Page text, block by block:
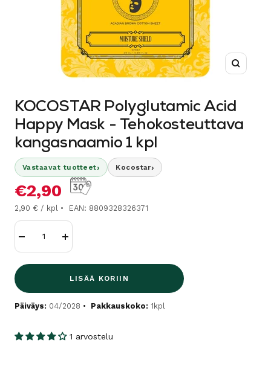
KOCOSTAR Polyglutamic Acid
Happy Mask - Tehokosteuttava
kangasnaamio 1 kpl
Vastaavat tuotteet› Kocostar›
Alennushinta
€2,90
2,90 € / kpl EAN: 8809328326371
Lisää
LISÄÄ KORIIN
Päiväys: 04/2028 Pakkauskoko: 1kpl
1 arvostelu